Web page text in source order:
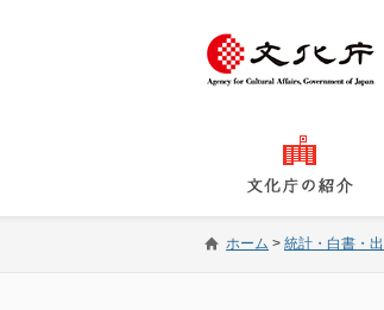
ホーム > 統計・白書・